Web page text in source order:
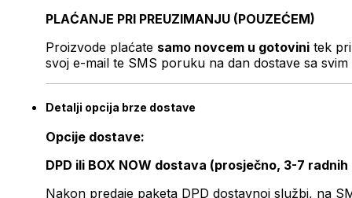
PLAĆANJE PRI PREUZIMANJU (POUZEĆEM)
Proizvode plaćate samo novcem u gotovini tek
svoj e-mail te SMS poruku na dan dostave sa svim
Detalji opcija brze dostave
Opcije dostave:
DPD ili BOX NOW dostava (prosječno, 3-7 radnih
Nakon predaje paketa DPD dostavnoj službi, na